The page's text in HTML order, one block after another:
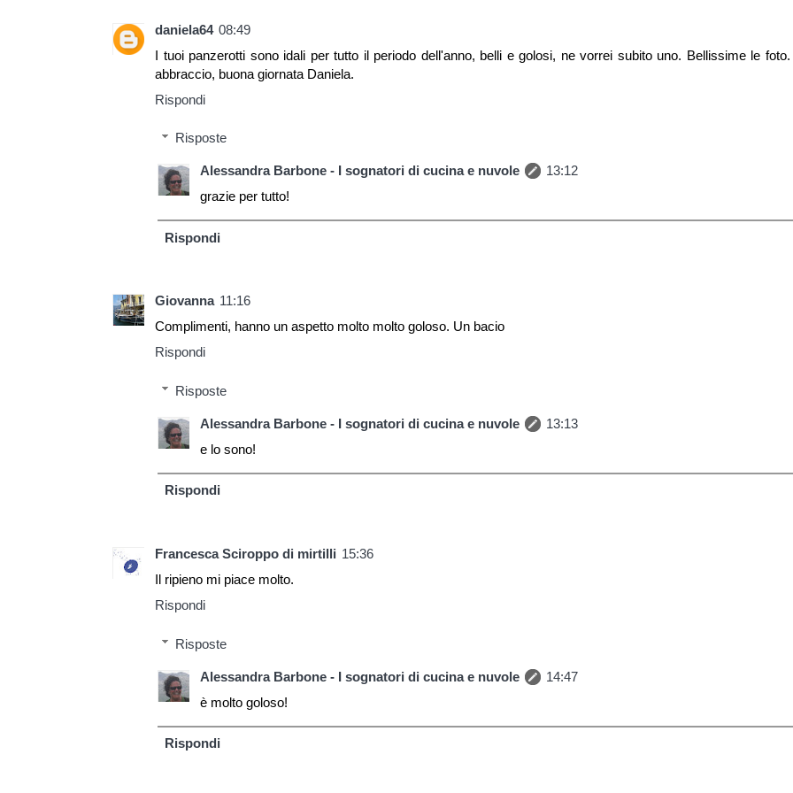
daniela64 08:49
I tuoi panzerotti sono idali per tutto il periodo dell'anno, belli e golosi, ne vorrei subito uno. Bellissime le
abbraccio, buona giornata Daniela.
Rispondi
Risposte
Alessandra Barbone - I sognatori di cucina e nuvole
13:12
grazie per tutto!
Rispondi
Giovanna 11:16
Complimenti, hanno un aspetto molto molto goloso. Un bacio
Rispondi
Risposte
Alessandra Barbone - I sognatori di cucina e nuvole
13:13
e lo sono!
Rispondi
Francesca Sciroppo di mirtilli 15:36
Il ripieno mi piace molto.
Rispondi
Risposte
Alessandra Barbone - I sognatori di cucina e nuvole
14:47
è molto goloso!
Rispondi